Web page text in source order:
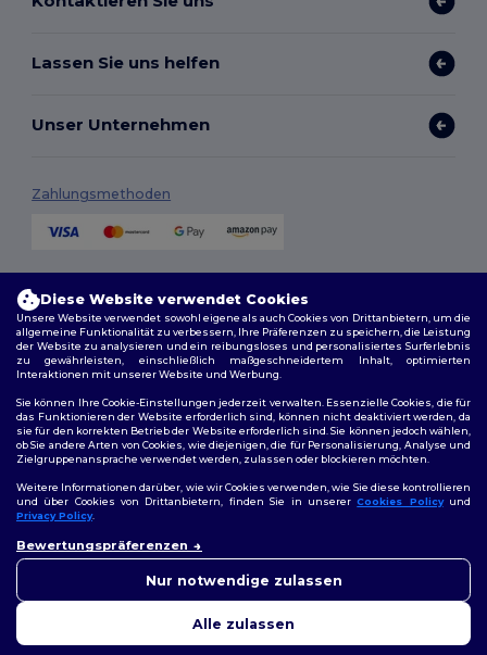
Lassen Sie uns helfen
Unser Unternehmen
Zahlungsmethoden
Allgemeine Geschäftsbedingungen
Datenschutzbestimmungen|Cookie-Richtlinie|Site Map
Folge uns
Diese Website verwendet Cookies
Unsere Website verwendet sowohl eigene als auch Cookies von Drittanbietern, um die
allgemeine Funktionalität zu verbessern, Ihre Präferenzen zu speichern, die Leistung
der Website zu analysieren und ein reibungsloses und personalisiertes Surferlebnis
zu gewährleisten, einschließlich maßgeschneidertem Inhalt, optimierten
Interaktionen mit unserer Website und Werbung.
Sie können Ihre Cookie-Einstellungen jederzeit verwalten. Essenzielle Cookies, die für
das Funktionieren der Website erforderlich sind, können nicht deaktiviert werden, da
sie für den korrekten Betrieb der Website erforderlich sind. Sie können jedoch wählen,
ob Sie andere Arten von Cookies, wie diejenigen, die für Personalisierung, Analyse und
Zielgruppenansprache verwendet werden, zulassen oder blockieren möchten.
Weitere Informationen darüber, wie wir Cookies verwenden, wie Sie diese kontrollieren
und über Cookies von Drittanbietern, finden Sie in unsererCookies Policyund
Privacy Policy.
Bewertungspräferenzen
Nur notwendige zulassen
Alle zulassen